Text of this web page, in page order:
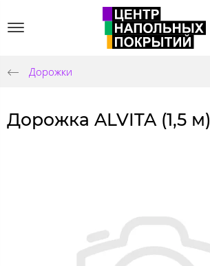
Дорожки
Дорожка ALVITA (1,5 м)